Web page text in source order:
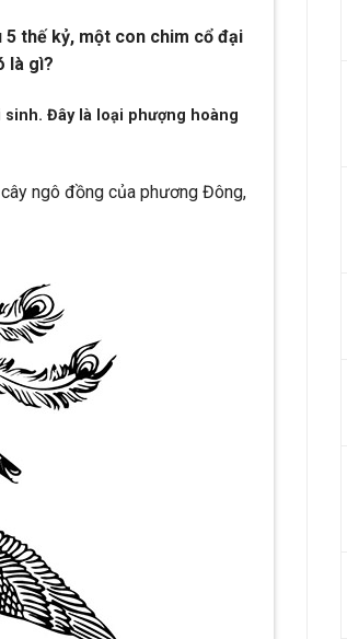
thế kỷ, một con chim cổ đại
là gì?
Đây là loại phượng hoàng
ngô đồng của phương Đông,